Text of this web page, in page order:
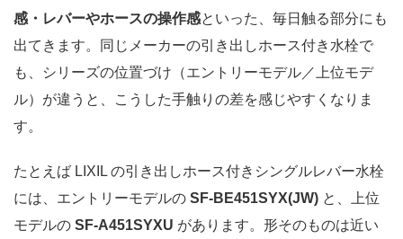
感・レバーやホースの操作感といった、毎日触る部分にも
出てきます。同じメーカーの引き出しホース付き水栓で
も、シリーズの位置づけ（エントリーモデル／上位モデ
ル）が違うと、こうした手触りの差を感じやすくなりま
す。
たとえば LIXIL の引き出しホース付きシングルレバー水栓
には、エントリーモデルの SF-BE451SYX(JW) と、上位
モデルの SF-A451SYXU があります。形そのものは近い